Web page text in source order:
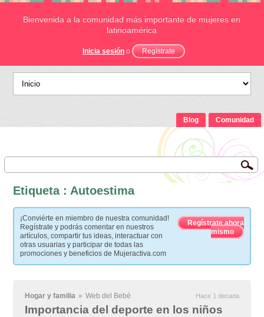
Bienvenida a la comunidad más importante de mujeres en
latinoamérica
Inicia sesión o Regístrate
Blog Comunidad
Etiqueta : Autoestima
¡Conviérte en miembro de nuestra comunidad!
Regístrate y podrás comentar en nuestros
artículos, compartir tus ideas, interactuar con
otras usuarias y participar de todas las
promociones y beneficios de Mujeractiva.com
Regístrate ahora
mismo
Hogar y familia » Web del Bebé Hace 1 decada
Importancia del deporte en los niños